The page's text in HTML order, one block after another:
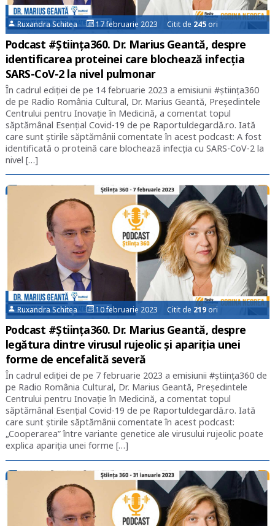
Ruxandra Schitea 17 februarie 2023 Citit de 245ori
Podcast #Știința360. Dr. Marius Geantă, despre
identificarea proteinei care blochează infecția
SARS-CoV-2 la nivel pulmonar
În cadrul ediției de pe 14 februarie 2023 a emisiunii #știința360
de pe Radio România Cultural, Dr. Marius Geantă, Președintele
Centrului pentru Inovație în Medicină, a comentat topul
săptămânal Esențial Covid-19 de pe Raportuldegardă.ro. Iată
care sunt știrile săptămânii comentate în acest podcast: A fost
identificată o proteină care blochează infecția cu SARS-CoV-2 la
nivel […]
Ruxandra Schitea 10 februarie 2023 Citit de 219ori
Podcast #Știința360. Dr. Marius Geantă, despre
legătura dintre virusul rujeolic și apariția unei
forme de encefalită severă
În cadrul ediției de pe 7 februarie 2023 a emisiunii #știința360 de
pe Radio România Cultural, Dr. Marius Geantă, Președintele
Centrului pentru Inovație în Medicină, a comentat topul
săptămânal Esențial Covid-19 de pe Raportuldegardă.ro. Iată
care sunt știrile săptămânii comentate în acest podcast:
„Cooperarea” între variante genetice ale virusului rujeolic poate
explica apariția unei forme […]